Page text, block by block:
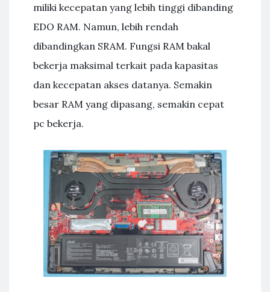
miliki kecepatan yang lebih tinggi dibanding
EDO RAM. Namun, lebih rendah
dibandingkan SRAM. Fungsi RAM bakal
bekerja maksimal terkait pada kapasitas
dan kecepatan akses datanya. Semakin
besar RAM yang dipasang, semakin cepat
pc bekerja.